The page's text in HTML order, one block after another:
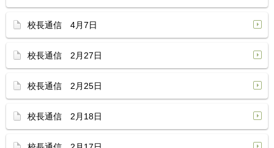
校長通信 4月7日
校長通信 2月27日
校長通信 2月25日
校長通信 2月18日